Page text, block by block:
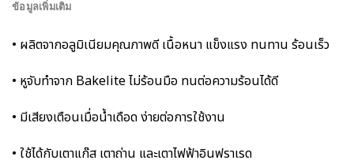
ข้อมูลเพิ่มเติม
• ผลิตจากอลูมิเนียมคุณภาพดี เนื้อหนา แข็งแรง ทนทาน ร้อนเร็ว
• หูจับทำจาก Bakelite ไม่ร้อนมือ ทนต่อความร้อนได้ดี
• มีเสียงเตือนเมื่อน้ำเดือด ง่ายต่อการใช้งาน
• ใช้ได้กับเตาแก๊ส เตาถ่าน และเตาไฟฟ้าอินฟราเรด